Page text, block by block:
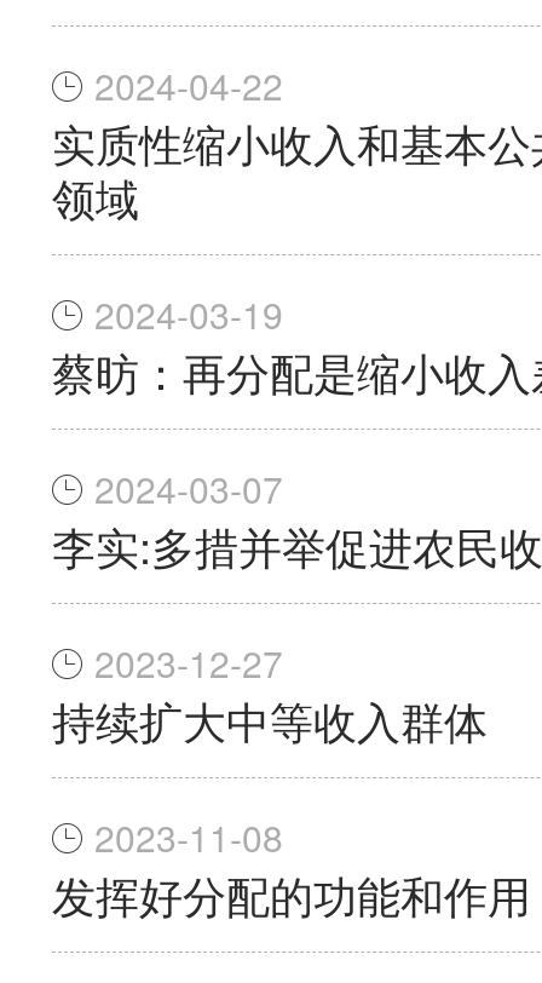
2024-04-22
实质性缩小收入和基本
领域
2024-03-19
蔡昉：再分配是缩小收
2024-03-07
李实:多措并举促进农民
2023-12-27
持续扩大中等收入群体
2023-11-08
发挥好分配的功能和作用